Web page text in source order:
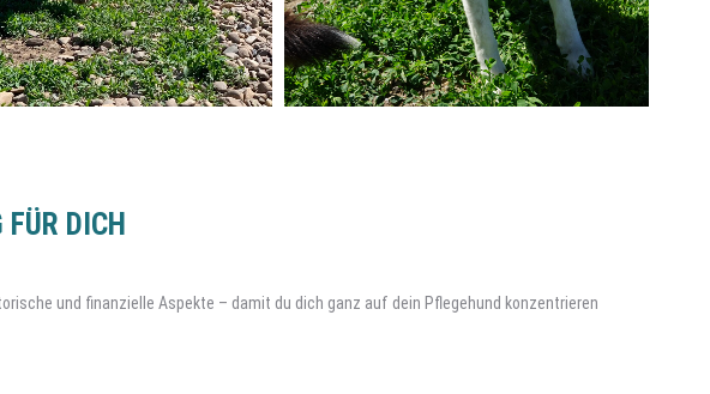
DICH
und finanzielle Aspekte – damit du dich ganz auf dein Pflegehund konzentrieren